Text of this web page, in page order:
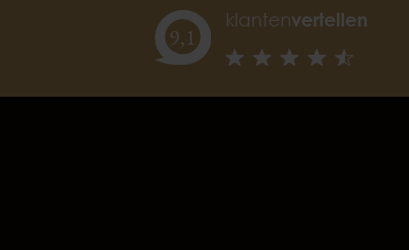
9,1
klantenvertellen